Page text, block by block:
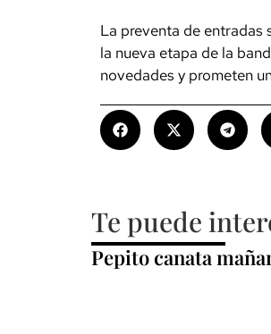
La preventa de entradas
la nueva etapa de la
novedades y prometen
Te puede
Pepito canata